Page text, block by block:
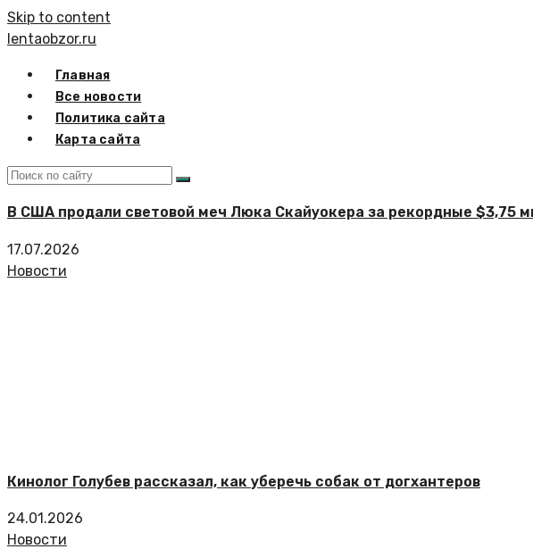
Skip to content
lentaobzor.ru
Главная
Все новости
Политика сайта
Карта сайта
В США продали световой меч Люка Скайуокера за рекордные $3,75
17.07.2026
Новости
Кинолог Голубев рассказал, как уберечь собак от догхантеров
24.01.2026
Новости